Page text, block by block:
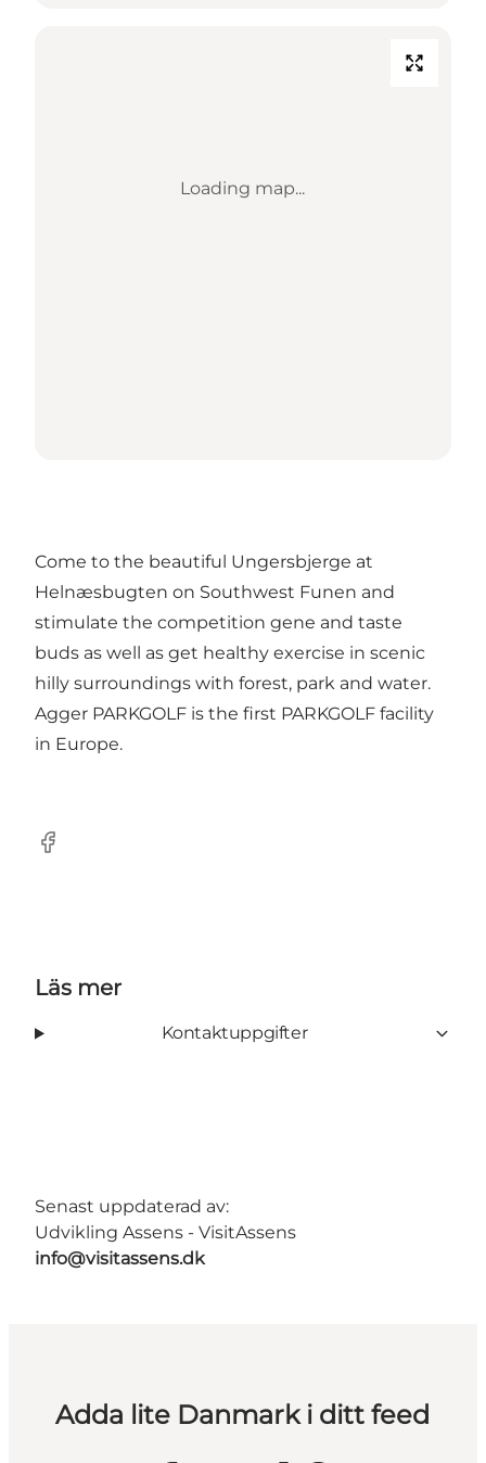
Loading map...
Come to the beautiful Ungersbjerge at
Helnæsbugten on Southwest Funen and
stimulate the competition gene and taste
buds as well as get healthy exercise in scenic
hilly surroundings with forest, park and water.
Agger PARKGOLF is the first PARKGOLF facility
in Europe.
Facebook
Läs mer
Kontaktuppgifter
Senast uppdaterad av:
Udvikling Assens - VisitAssens
info@visitassens.dk
Adda lite Danmark i ditt feed